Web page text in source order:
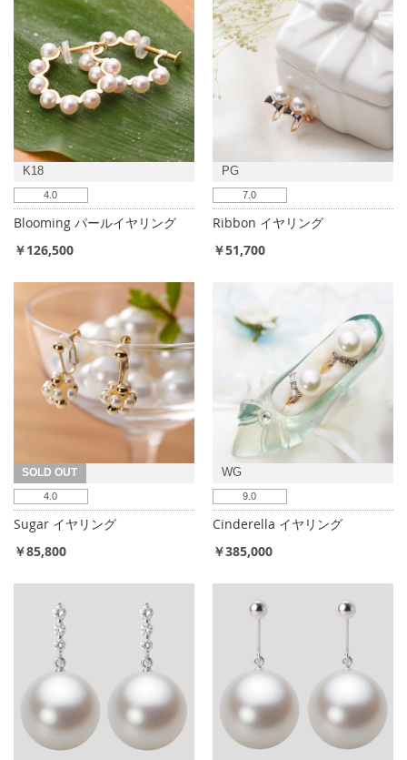
K18
4.0
Blooming パールイヤリング
￥126,500
PG
7.0
Ribbon イヤリング
￥51,700
SOLD OUT
4.0
Sugar イヤリング
￥85,800
WG
9.0
Cinderella イヤリング
￥385,000